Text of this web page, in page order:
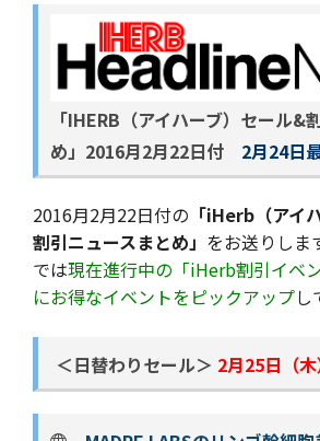
「IHERB（アイハーブ）セール&
め」 2016月2月22日付 2月24日
2016月2月22日付の 「iHerb（アイ
割引ニュースまとめ」 をお送りしま
では現在進行中の「iHerb割引イベ
にお得なイベントをピックアップし
＜日替わりセール＞ 2月25日（